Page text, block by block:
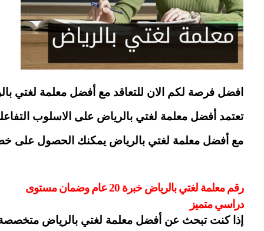
افضل فرصة لكم الان للتعاقد مع أفضل معلمة لغتي بالرياض المتخصصة و الخبيرة والتي تمتلك خبرة تتعدي الـ 20 عام لدينا كل الامكانيات الحديثة والعلمية والأساليب المبسطة في الشرح التي تساعد على تقبل المعلومات وفهمها بدون اي تعقيدات. لدينا إلمام كامل بالمعلومات وفهمها. نعمل ونساعد الطلاب
تعتمد أفضل معلمة لغتي بالرياض على الاسلوب
مع أفضل معلمة لغتي بالرياض يمكنك الحصول على خصم يصل إلي 50% لمدة أسبوع بالإضافة إلى الخصومات المستمرة على مدار العام. لدينا ايضا افضل باقة عروض باسعار هي الارخص
رقم معلمة لغتي بالرياض خبرة 20 عام وضمان مستوى
دراسي متميز
إذا كنت تبحث عن أفضل معلمة لغتي بالرياض متخصصة